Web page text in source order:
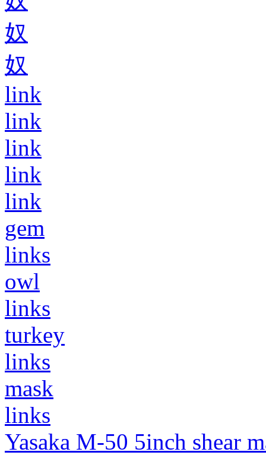
奴
奴
link
link
link
link
link
gem
links
owl
links
turkey
links
mask
links
Yasaka M-50 5inch shear